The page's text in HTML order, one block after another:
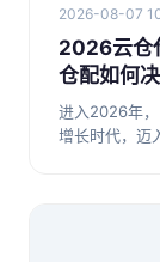
2026-08-07
2026云仓
仓配如何
进入2026年
增长时代，迈